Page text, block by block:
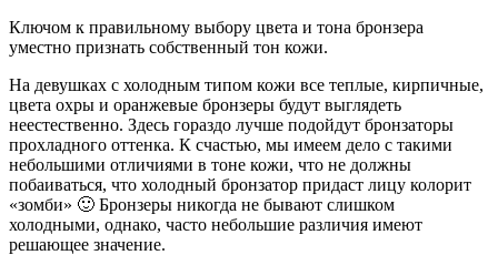
Ключом к правильному выбору цвета и тона бронзера
уместно признать собственный тон кожи.
На девушках с холодным типом кожи все теплые, кирпичные,
цвета охры и оранжевые бронзеры будут выглядеть
неестественно. Здесь гораздо лучше подойдут бронзаторы
прохладного оттенка. К счастью, мы имеем дело с такими
небольшими отличиями в тоне кожи, что не должны
побаиваться, что холодный бронзатор придаст лицу колорит
«зомби» 🙂 Бронзеры никогда не бывают слишком
холодными, однако, часто небольшие различия имеют
решающее значение.